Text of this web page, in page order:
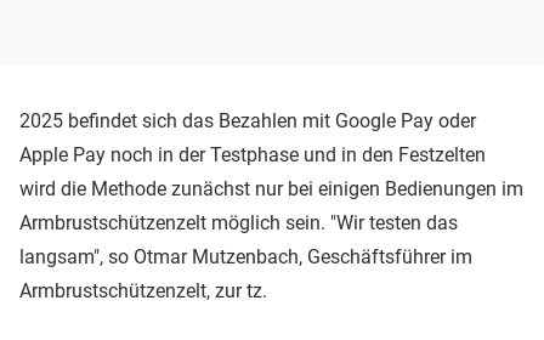
2025 befindet sich das Bezahlen mit Google Pay oder
Apple Pay noch in der Testphase und in den Festzelten
wird die Methode zunächst nur bei einigen Bedienungen im
Armbrustschützenzelt möglich sein. "Wir testen das
langsam", so Otmar Mutzenbach, Geschäftsführer im
Armbrustschützenzelt, zur tz.